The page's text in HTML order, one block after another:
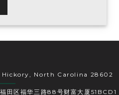
Hickory, North Carolina 28602
田区福华三路88号财富大厦51BCD1